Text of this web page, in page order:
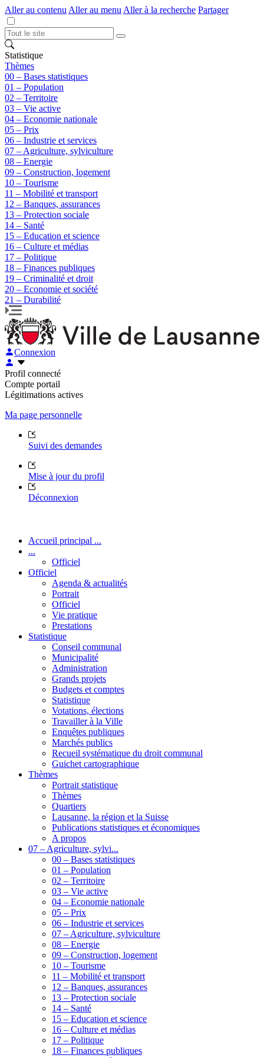
Aller au contenu Aller au menu Aller à la recherche Partager
Statistique
Thèmes
00 – Bases statistiques
01 – Population
02 – Territoire
03 – Vie active
04 – Economie nationale
05 – Prix
06 – Industrie et services
07 – Agriculture, sylviculture
08 – Energie
09 – Construction, logement
10 – Tourisme
11 – Mobilité et transport
12 – Banques, assurances
13 – Protection sociale
14 – Santé
15 – Education et science
16 – Culture et médias
17 – Politique
18 – Finances publiques
19 – Criminalité et droit
20 – Economie et société
21 – Durabilité
Connexion
Profil connecté
Compte portail
Légitimations actives
Ma page personnelle
Suivi des demandes
Mise à jour du profil
Déconnexion
Accueil principal ...
...
Officiel
Officiel
Agenda & actualités
Portrait
Officiel
Vie pratique
Prestations
Statistique
Conseil communal
Municipalité
Administration
Grands projets
Budgets et comptes
Statistique
Votations, élections
Travailler à la Ville
Enquêtes publiques
Marchés publics
Recueil systématique du droit communal
Guichet cartographique
Thèmes
Portrait statistique
Thèmes
Quartiers
Lausanne, la région et la Suisse
Publications statistiques et économiques
A propos
07 – Agriculture, sylvi...
00 – Bases statistiques
01 – Population
02 – Territoire
03 – Vie active
04 – Economie nationale
05 – Prix
06 – Industrie et services
07 – Agriculture, sylviculture
08 – Energie
09 – Construction, logement
10 – Tourisme
11 – Mobilité et transport
12 – Banques, assurances
13 – Protection sociale
14 – Santé
15 – Education et science
16 – Culture et médias
17 – Politique
18 – Finances publiques